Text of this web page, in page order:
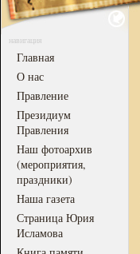
навигация
Главная
О нас
Правление
Президиум
Правления
Наш фотоархив
(мероприятия,
праздники)
Наша газета
Страница Юрия
Исламова